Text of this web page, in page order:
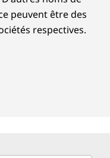
peuvent être des
respectives.